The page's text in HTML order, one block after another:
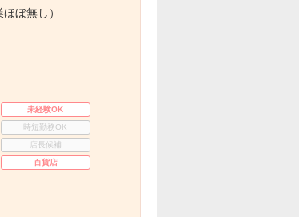
ぼ無し）
未経験OK
時短勤務OK
店長候補
百貨店